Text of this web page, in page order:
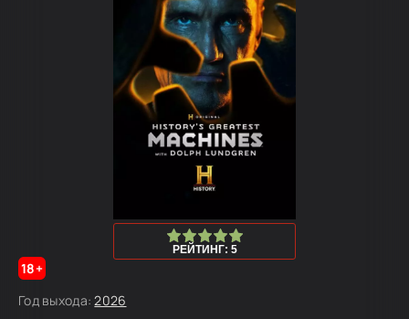
4
5
РЕЙТИНГ: 5
18+
Год выхода: 2026